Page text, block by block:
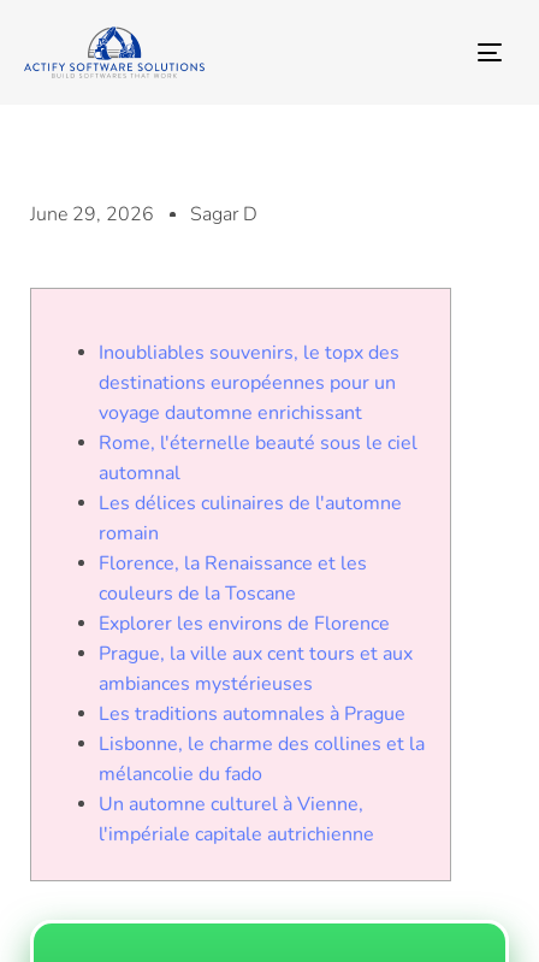
June 29, 2026 Sagar D
Inoubliables souvenirs, le topx des
destinations européennes pour un
voyage dautomne enrichissant
Rome, l'éternelle beauté sous le ciel
automnal
Les délices culinaires de l'automne
romain
Florence, la Renaissance et les
couleurs de la Toscane
Explorer les environs de Florence
Prague, la ville aux cent tours et aux
ambiances mystérieuses
Les traditions automnales à Prague
Lisbonne, le charme des collines et la
mélancolie du fado
Un automne culturel à Vienne,
l'impériale capitale autrichienne